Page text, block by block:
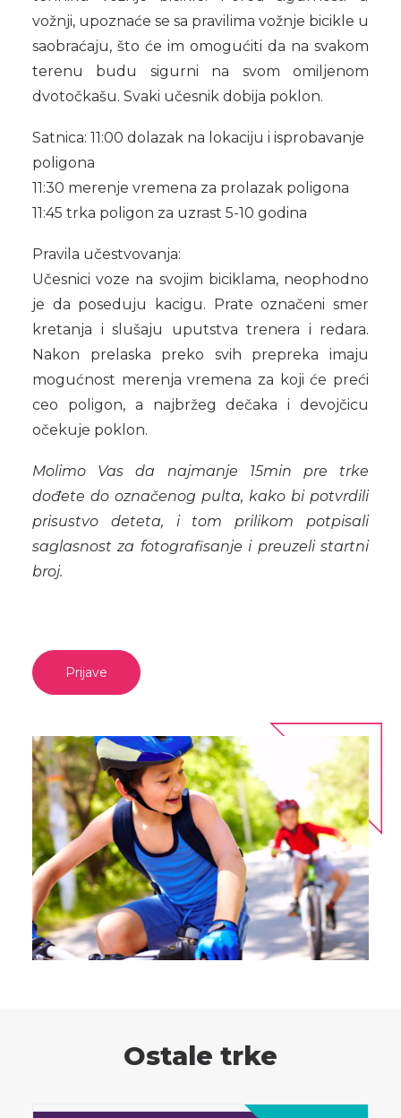
vožnji, upoznaće se sa pravilima vožnje bicikle u
saobraćaju, što će im omogućiti da na svakom
terenu budu sigurni na svom omiljenom
dvotočkašu. Svaki učesnik dobija poklon.
Satnica: 11:00 dolazak na lokaciju i isprobavanje
poligona
11:30 merenje vremena za prolazak poligona
11:45 trka poligon za uzrast 5-10 godina
Pravila učestvovanja:
Učesnici voze na svojim biciklama, neophodno
je da poseduju kacigu. Prate označeni smer
kretanja i slušaju uputstva trenera i redara.
Nakon prelaska preko svih prepreka imaju
mogućnost merenja vremena za koji će preći
ceo poligon, a najbržeg dečaka i devojčicu
očekuje poklon.
Molimo Vas da najmanje 15min pre trke
dođete do označenog pulta, kako bi potvrdili
prisustvo deteta, i tom prilikom potpisali
saglasnost za fotografisanje i preuzeli startni
broj.
Prijave
Ostale trke